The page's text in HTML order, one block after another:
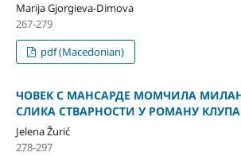
Marija Gjorgieva-Dimova
267-279
pdf (Macedonian)
ЧОВЕК С МАНСАРДЕ МОМЧИЛА
СЛИКА СТВАРНОСТИ У РОМАНУ КЛУПА
Jelena Žurić
278-297